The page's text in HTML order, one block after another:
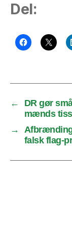
Del:
←
DR gør
mænds
→
falsk flag-